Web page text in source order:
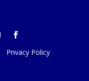
Privacy Policy